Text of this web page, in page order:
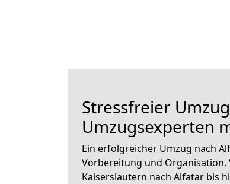
Stressfreier
Umzugsexperten
Ein erfolgreicher Umzug nach
Vorbereitung und Organisation.
Kaiserslautern nach Alfatar bis